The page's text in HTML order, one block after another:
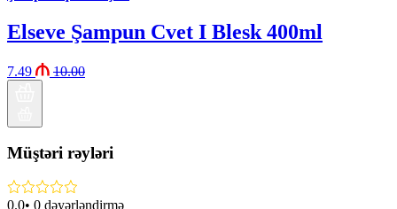
Elseve Şampun Cvet I Blesk 400ml
7.49 10.00
Müştəri rəyləri
0.0• 0 dəyərləndirmə